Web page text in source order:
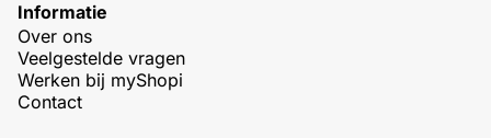
Informatie
Over ons
Veelgestelde vragen
Werken bij myShopi
Contact